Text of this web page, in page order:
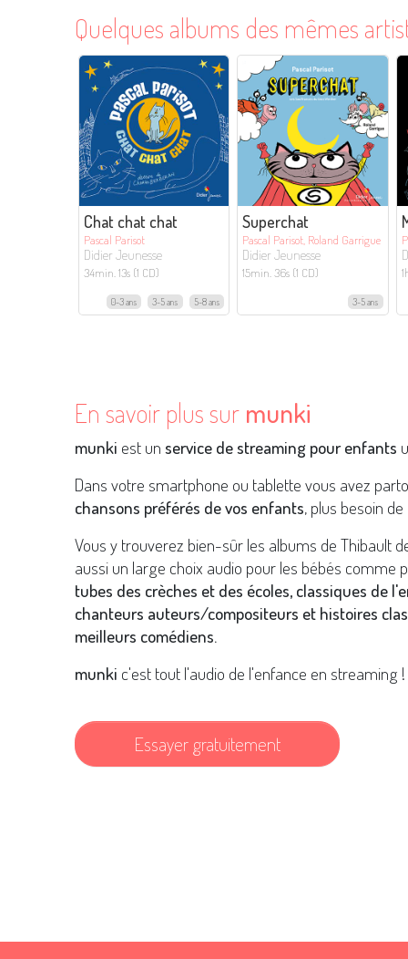
Quelques albums des mêmes
Chat chat chat
Pascal Parisot
Didier Jeunesse
34min. 13s (1 CD)
0-3 ans 3-5 ans 5-8 ans
Superchat
Pascal Parisot, Roland Garrigue
Didier Jeunesse
15min. 36s (1 CD)
3-5 ans
En savoir plus sur munki
munki est un service de streaming pour enfants
Dans votre smartphone ou tablette vous avez
chansons préférés de vos enfants, plus besoin
Vous y trouverez bien-sûr les albums de Thibault
aussi un large choix audio pour les bébés comme
tubes des crèches et des écoles, classiques de
chanteurs auteurs/compositeurs et histoires
meilleurs comédiens.
munki c'est tout l'audio de l'enfance en streaming !
Essayer gratuitement